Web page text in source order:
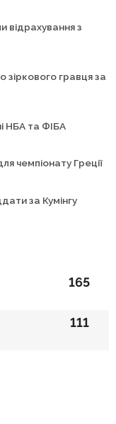
відрахування з
зіркового гравця за
НБА та ФІБА
чемпіонату Греції
за Кумінгу
165
111